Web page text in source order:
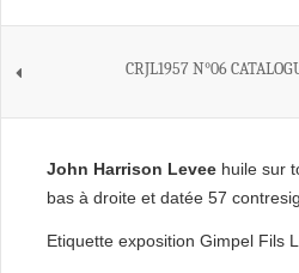
CRJL1957 N°06
John Harrison Levee huile sur
bas à droite et datée 57
Etiquette exposition Gimpel Fils